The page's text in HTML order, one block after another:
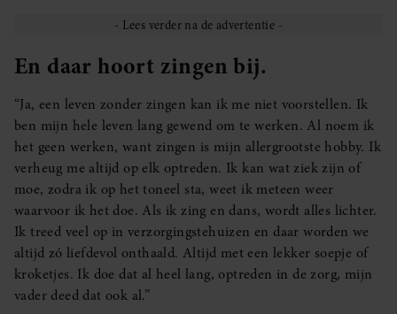
En daar hoort zingen bij.
“Ja, een leven zonder zingen kan ik me niet voorstellen. Ik
ben mijn hele leven lang gewend om te werken. Al noem ik
het geen werken, want zingen is mijn allergrootste hobby. Ik
verheug me altijd op elk optreden. Ik kan wat ziek zijn of
moe, zodra ik op het toneel sta, weet ik meteen weer
waarvoor ik het doe. Als ik zing en dans, wordt alles lichter.
Ik treed veel op in verzorgingstehuizen en daar worden we
altijd zó liefdevol onthaald. Altijd met een lekker soepje of
kroketjes. Ik doe dat al heel lang, optreden in de zorg, mijn
vader deed dat ook al.”